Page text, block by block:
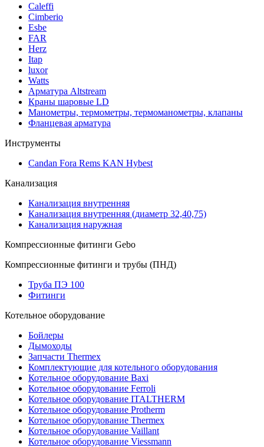
Caleffi
Cimberio
Esbe
FAR
Herz
Itap
luxor
Watts
Арматура Altstream
Краны шаровые LD
Манометры, термометры, термоманометры, клапаны
Фланцевая арматура
Инструменты
Candan Fora Rems KAN Hybest
Канализация
Канализация внутренняя
Канализация внутренняя (диаметр 32,40,75)
Канализация наружная
Компрессионные фитинги Gebo
Компрессионные фитинги и трубы (ПНД)
Труба ПЭ 100
Фитинги
Котельное оборудование
Бойлеры
Дымоходы
Запчасти Thermex
Комплектующие для котельного оборудования
Котельное оборудование Baxi
Котельное оборудование Ferroli
Котельное оборудование ITALTHERM
Котельное оборудование Protherm
Котельное оборудование Thermex
Котельное оборудование Vaillant
Котельное оборудование Viessmann